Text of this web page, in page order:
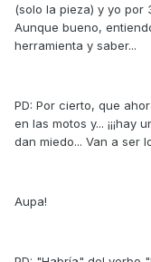
(solo la pieza) y yo por
Aunque bueno,
herramienta y saber...
PD: Por cierto, que
en las motos y...
dan miedo... Van a ser
Aupa!